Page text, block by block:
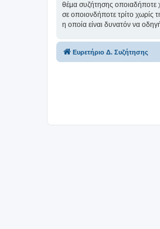
θέμα συζήτησης οποιαδήποτε
σε οποιονδήποτε τρίτο χωρίς
η οποία είναι δυνατόν να
Ευρετήριο Δ. Συζήτησης